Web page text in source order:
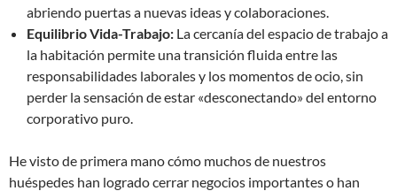
abriendo puertas a nuevas ideas y colaboraciones.
Equilibrio Vida-Trabajo: La cercanía del espacio de trabajo a
la habitación permite una transición fluida entre las
responsabilidades laborales y los momentos de ocio, sin
perder la sensación de estar «desconectando» del entorno
corporativo puro.
He visto de primera mano cómo muchos de nuestros
huéspedes han logrado cerrar negocios importantes o han